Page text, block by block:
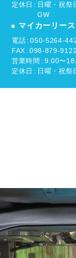
定休日
日曜・祝祭
GW
マイカーリー
電話 050-5264-
FAX
098-879-9122
営業時間
9:00〜
定休日
日曜・祝祭